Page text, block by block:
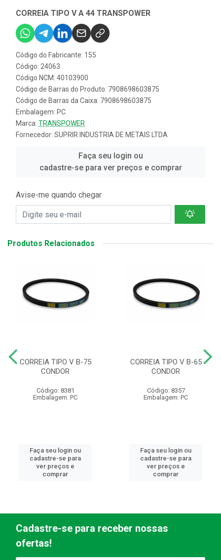
CORREIA TIPO V A 44 TRANSPOWER
Código do Fabricante: 155
Código: 24063
Código NCM: 40103900
Código de Barras do Produto: 7908698603875
Código de Barras da Caixa: 7908698603875
Embalagem: PC
Marca: TRANSPOWER
Fornecedor: SUPRIR INDUSTRIA DE METAIS LTDA
Faça seu login ou
cadastre-se para ver preços e comprar
Avise-me quando chegar
Produtos Relacionados
CORREIA TIPO V B-75
CONDOR
Código: 8381
Embalagem: PC
Faça seu login ou
cadastre-se para
ver preços e
comprar
CORREIA TIPO V B-65
CONDOR
Código: 8357
Embalagem: PC
Faça seu login ou
cadastre-se para
ver preços e
comprar
Cadastre-se para receber nossas
ofertas!